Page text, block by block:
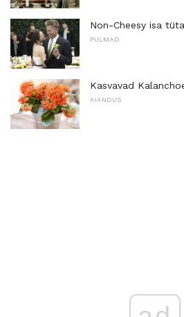
Non-Cheesy isa
PULMAD
Kasvavad
AIANDUS